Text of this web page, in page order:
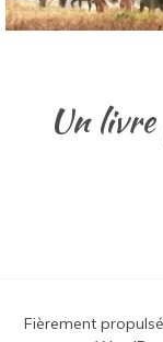
Un
Fièrement